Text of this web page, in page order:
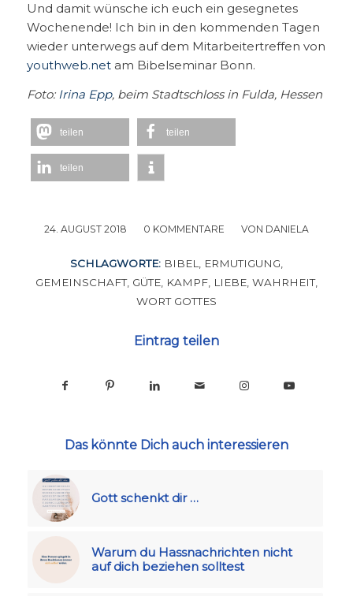
Und damit wünsche ich euch ein gesegnetes
Wochenende! Ich bin in den kommenden Tagen
wieder unterwegs auf dem Mitarbeitertreffen von
youthweb.netam Bibelseminar Bonn.
Foto: Irina Epp, beim Stadtschloss in Fulda, Hessen
teilen teilen
teilen
24. AUGUST 2018
/ 0 KOMMENTARE
/ VON DANIELA
SCHLAGWORTE: BIBEL ERMUTIGUNG
GEMEINSCHAFT, GÜTE, KAMPF, LIEBE, WAHRHEIT,
WORT GOTTES
Eintrag teilen
Das könnte Dich auch interessieren
Gott schenkt dir …
Warum du Hassnachrichten nicht
auf dich beziehen solltest